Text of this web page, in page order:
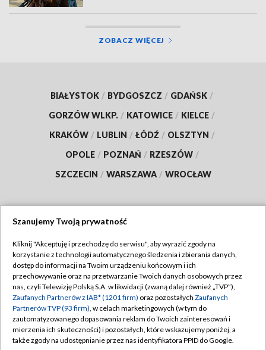
ZOBACZ WIĘCEJ
BIAŁYSTOK / BYDGOSZCZ / GDAŃSK /
GORZÓW WLKP. / KATOWICE / KIELCE /
KRAKÓW / LUBLIN / ŁÓDŹ / OLSZTYN /
OPOLE / POZNAŃ / RZESZÓW /
SZCZECIN / WARSZAWA / WROCŁAW
TVP
Abonament TVP
Emisja w TVP
Centrum informacji TVP
Naziemna Telewizja Cyfrowa
Regulamin TVP
Polityka prywatności
Moje zgody
Pomoc
Szanujemy Twoją prywatność
Kliknij "Akceptuję i przechodzę do serwisu", aby wyrazić zgody na
korzystanie z technologii automatycznego śledzenia i zbierania danych,
dostęp do informacji na Twoim urządzeniu końcowym i ich
przechowywanie oraz na przetwarzanie Twoich danych osobowych przez
nas, czyli Telewizję Polską S.A. w likwidacji (zwaną dalej również „TVP”),
Zaufanych Partnerów z IAB* (1201 firm) oraz pozostałych Zaufanych
Partnerów TVP (93 firm), w celach marketingowych (w tym do
zautomatyzowanego dopasowania reklam do Twoich zainteresowań i
mierzenia ich skuteczności) i pozostałych, które wskazujemy poniżej, a
także zgody na udostępnianie przez nas identyfikatora PPID do Google.